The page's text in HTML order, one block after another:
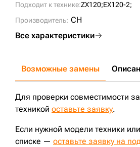
Подходит к технике:ZX120;EX120-2;
Производитель: CH
Все характеристики
Возможные замены
Для проверки совместимости
техникой оставьте заявку.
Если нужной модели техники
списке — оставьте заявку на